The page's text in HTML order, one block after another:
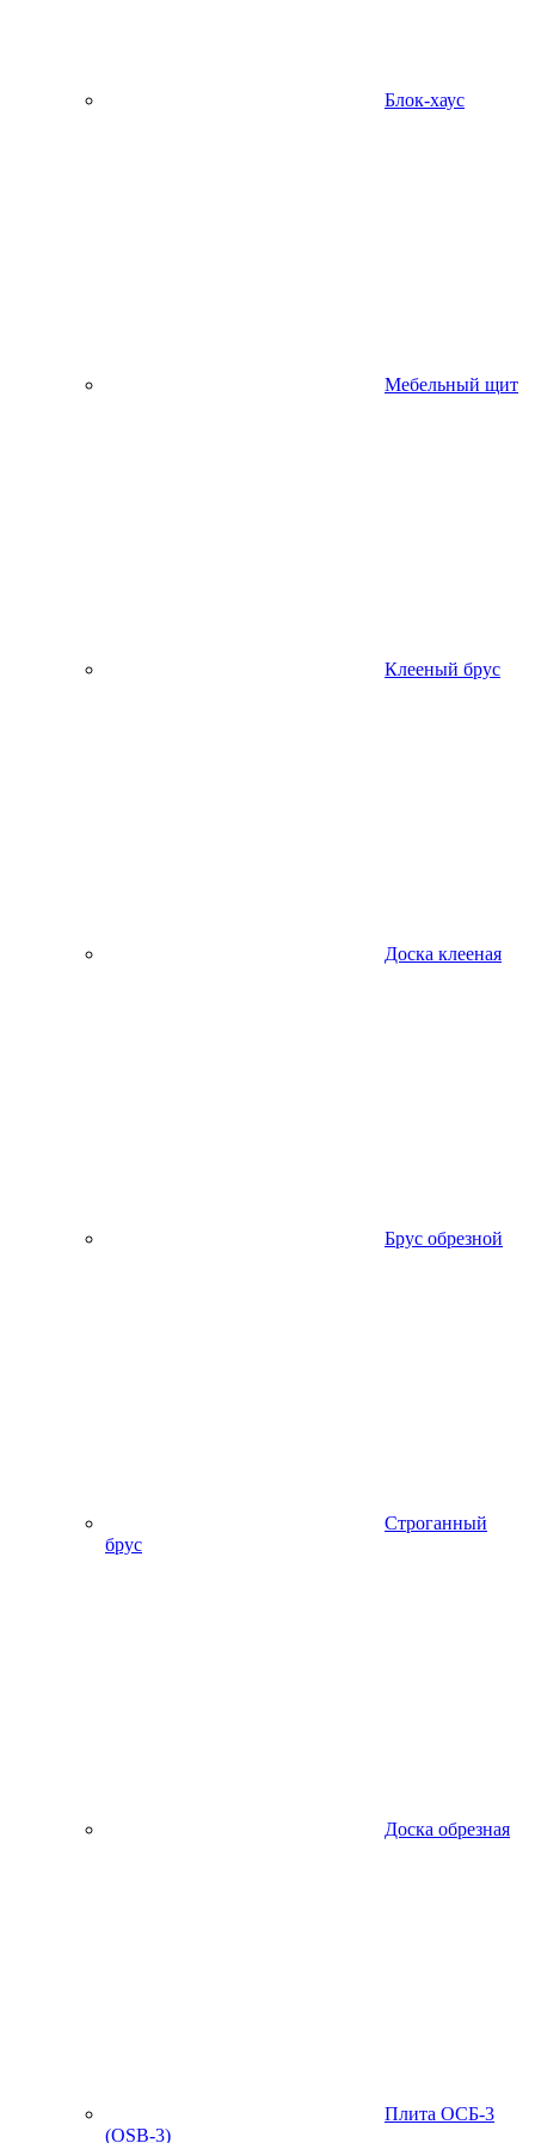
Блок-хаус
Мебельный щит
Клееный брус
Доска клееная
Брус обрезной
Строганный
брус
Доска обрезная
Плита ОСБ-3
(OSB-3)